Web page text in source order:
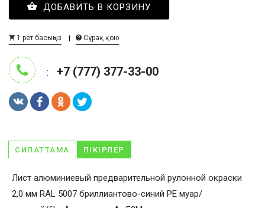
ДОБАВИТЬ В КОРЗИНУ
1 рет басыңыз Сұрақ қою
: +7 (777) 377-33-00
СИПАТТАМА ПІКІРЛЕР
Лист алюминиевый предварительной рулонной окраски
2,0 мм RAL 5007 бриллиантово-синий PE муар/